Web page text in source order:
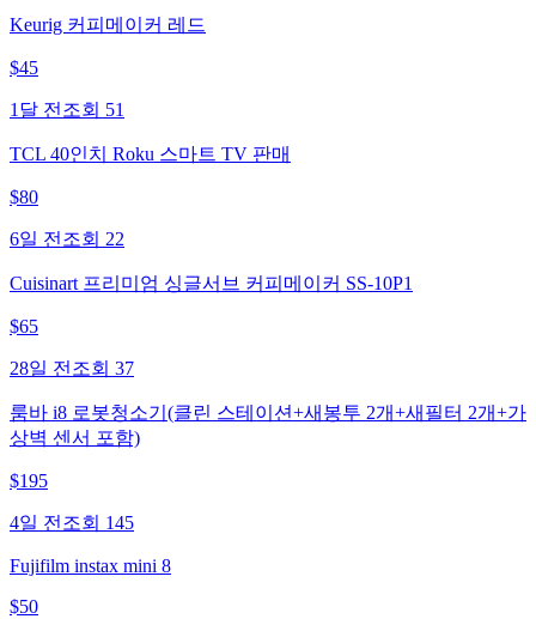
Keurig 커피메이커 레드
$45
1달 전 조회 51
TCL 40인치 Roku 스마트 TV 판매
$80
6일 전 조회 22
Cuisinart 프리미엄 싱글서브 커피메이커 SS-10P1
$65
28일 전 조회 37
룸바 i8 로봇청소기(클린 스테이션+새봉투 2개+새필터 2개+가
상벽 센서 포함)
$195
4일 전 조회 145
Fujifilm instax mini 8
$50